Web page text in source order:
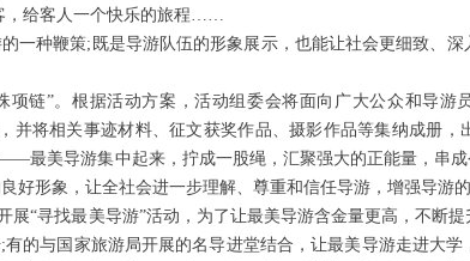
，给客人一个快乐的旅程……
种鞭策;既是导游队伍的形象展示，也能让社会更细致、深
链”。根据活动方案，活动组委会将面向广大公众和导游
并将相关事迹材料、征文获奖作品、摄影作品等集纳成册
最美导游集中起来，拧成一股绳，汇聚强大的正能量，串
形象，让全社会进一步理解、尊重和信任导游，增强导游
“寻找最美导游”活动，为了让最美导游含金量更高，不断
的与国家旅游局开展的名导进堂结合，让最美导游走进大